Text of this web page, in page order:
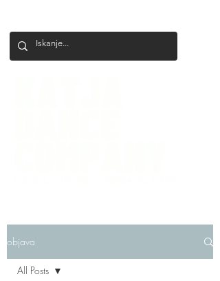
objava
All Posts